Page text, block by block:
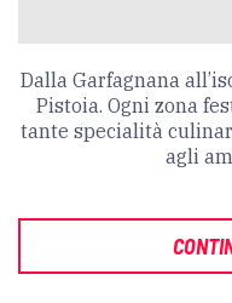
Dalla Garfagnana
Pistoia. Ogni zona
tante specialità
agli